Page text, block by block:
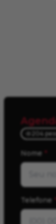
204
Nome *
Telefone *